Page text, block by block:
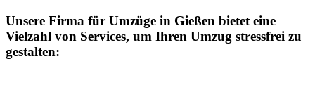
Unsere Firma für Umzüge in Gießen bietet eine
Vielzahl von Services, um Ihren Umzug stressfrei zu
gestalten: